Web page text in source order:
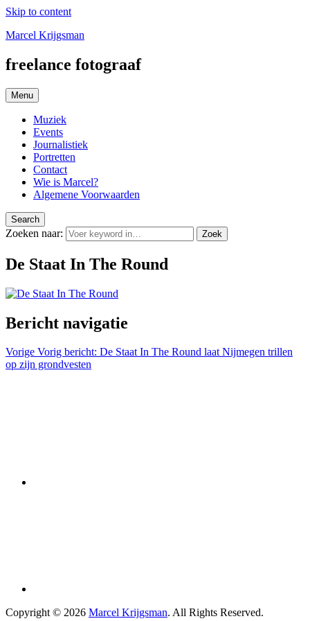
Skip to content
Marcel Krijgsman
freelance fotograaf
Menu
Muziek
Events
Journalistiek
Portretten
Contact
Wie is Marcel?
Algemene Voorwaarden
Search
Zoeken naar: Zoek
De Staat In The Round
Bericht navigatie
Vorige Vorig bericht: De Staat In The Round laat Nijmegen trillen
op zijn grondvesten
Copyright © 2026 Marcel Krijgsman. All Rights Reserved.